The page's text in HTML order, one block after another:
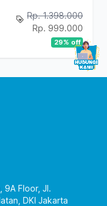
Rp. 1.398.000
Rp. 999.000
29% off
9A Floor, Jl.
DKI Jakarta